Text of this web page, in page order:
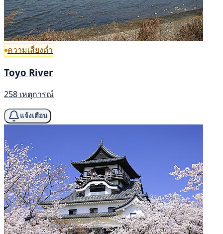
ความเสี่ยงต่ำ
Toyo River
258 เหตุการณ์
แจ้งเตือน